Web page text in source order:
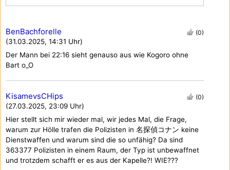
BenBachforelle
(31.03.2025, 14:31 Uhr)
(0)
Der Mann bei 22:16 sieht genauso aus wie Kogoro ohne
Bart o_O
KisamevsCHips
(27.03.2025, 23:09 Uhr)
(0)
Hier stellt sich mir wieder mal, wir jedes Mal, die Frage,
warum zur Hölle trafen die Polizisten in 名探偵コナン keine
Dienstwaffen und warum sind die so unfähig? Da sind
363377 Polizisten in einem Raum, der Typ ist unbewaffnet
und trotzdem schafft er es aus der Kapelle?! WIE???